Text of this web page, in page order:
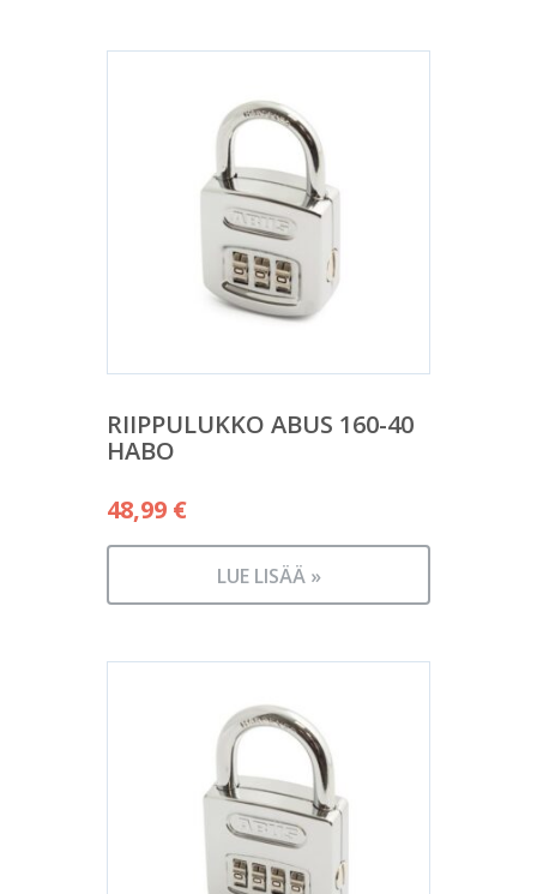
RIIPPULUKKO ABUS 160-40
HABO
48,99 €
LUE LISÄÄ »